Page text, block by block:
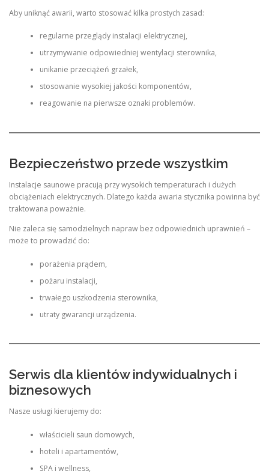
Aby uniknąć awarii, warto stosować kilka prostych zasad:
regularne przeglądy instalacji elektrycznej,
utrzymywanie odpowiedniej wentylacji sterownika,
unikanie przeciążeń grzałek,
stosowanie wysokiej jakości komponentów,
reagowanie na pierwsze oznaki problemów.
Bezpieczeństwo przede wszystkim
Instalacje saunowe pracują przy wysokich temperaturach i dużych
obciążeniach elektrycznych. Dlatego każda awaria stycznika powinna być
traktowana poważnie.
Nie zaleca się samodzielnych napraw bez odpowiednich uprawnień –
może to prowadzić do:
porażenia prądem,
pożaru instalacji,
trwałego uszkodzenia sterownika,
utraty gwarancji urządzenia.
Serwis dla klientów indywidualnych i
biznesowych
Nasze usługi kierujemy do:
właścicieli saun domowych,
hoteli i apartamentów,
SPA i wellness,